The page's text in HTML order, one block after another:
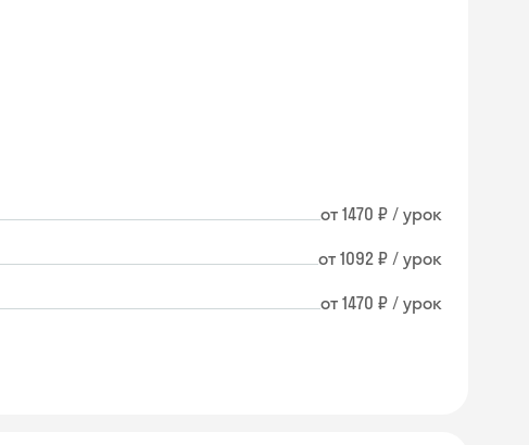
от 1470 ₽ / урок
от 1092 ₽ / урок
от 1470 ₽ / урок